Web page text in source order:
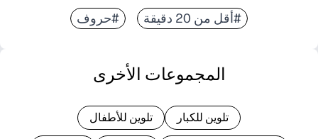
#أقل من 20 دقيقة #حروف
المجموعات الأخرى
تلوين للكبار تلوين للأطفال